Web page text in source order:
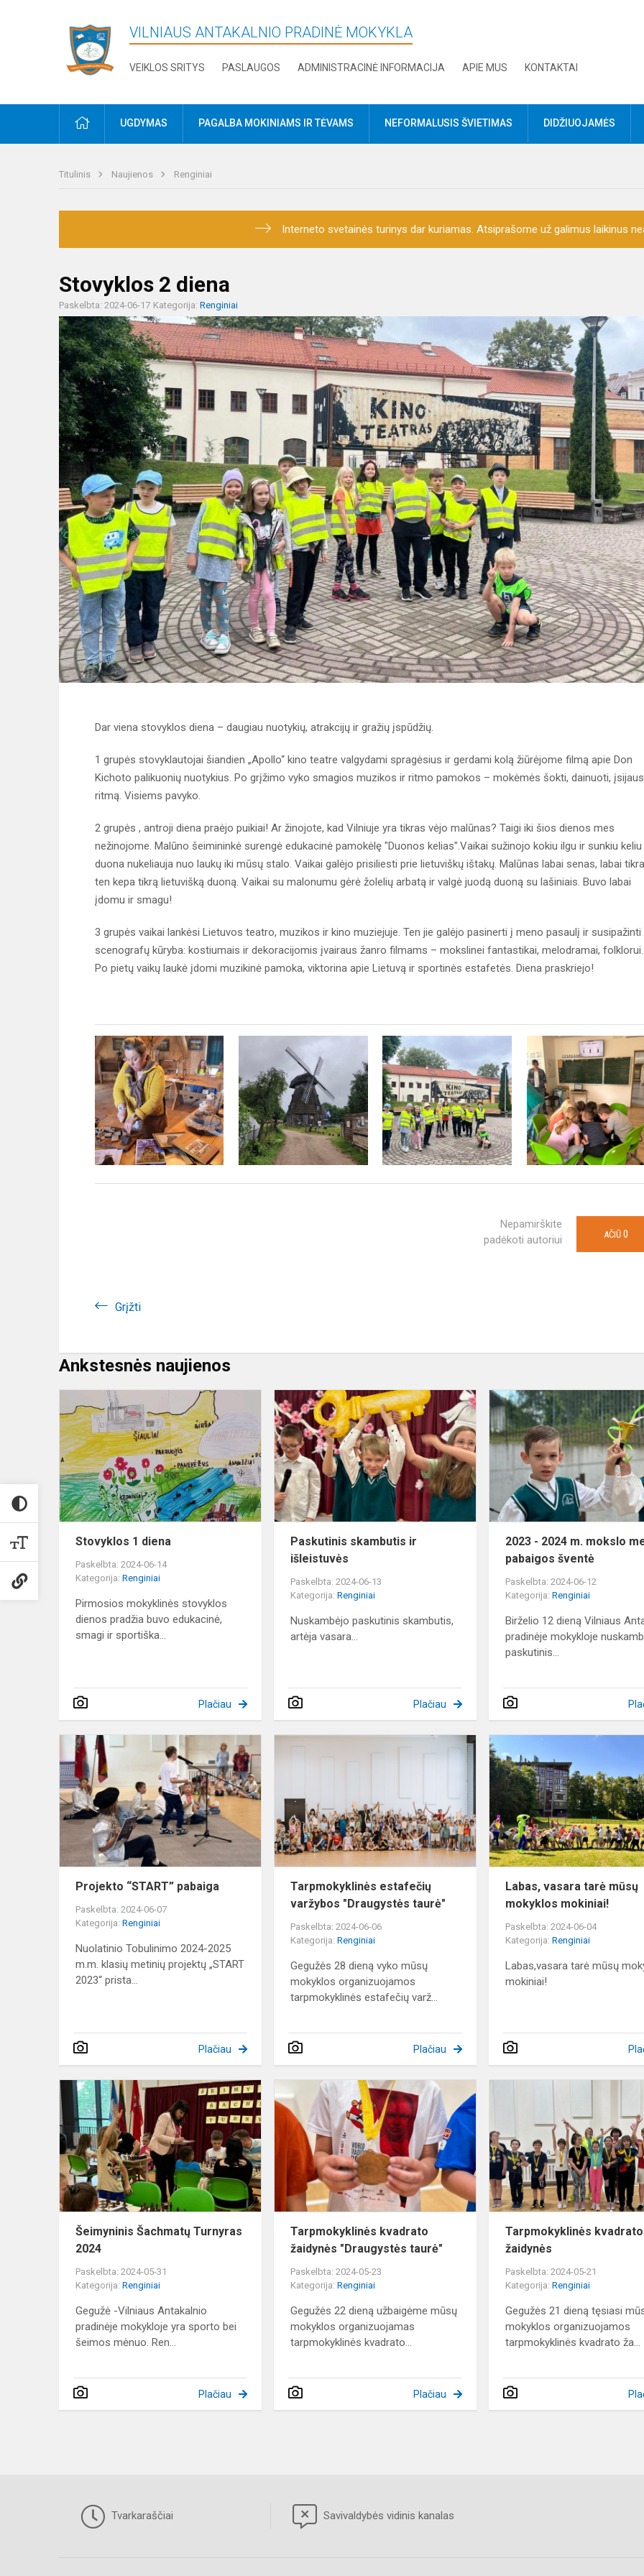
VILNIAUS ANTAKALNIO PRADINĖ MOKYKLA
VEIKLOS SRITYS PASLAUGOS ADMINISTRACINĖ INFORMACIJA APIE MUS KONTAKTAI
PRADŽIAUGDYMAS PAGALBA MOKINIAMS IR TĖVAMS NEFORMALUSIS ŠVIETIMAS DIDŽIUOJAMĖS
Titulinis Naujienos Renginiai
Interneto svetainės turinys dar kuriamas. Atsiprašome už galimus laikinus
Stovyklos 2 diena
Paskelbta: 2024-06-17 Kategorija: Renginiai
Dar viena stovyklos diena – daugiau nuotykių, atrakcijų ir gražių įspūdžių.
1 grupės stovyklautojai šiandien „Apollo“ kino teatre valgydami spragėsius ir gerdami kolą žiūrėjome filmą apie Don
Kichoto palikuonių nuotykius. Po grįžimo vyko smagios muzikos ir ritmo pamokos – mokėmės šokti, dainuoti,
ritmą. Visiems pavyko.
2 grupės , antroji diena praėjo puikiai! Ar žinojote, kad Vilniuje yra tikras vėjo malūnas? Taigi iki šios dienos mes
nežinojome. Malūno šeimininkė surengė edukacinė pamokėlę "Duonos kelias".Vaikai sužinojo kokiu ilgu ir sunkiu keliu
duona nukeliauja nuo laukų iki mūsų stalo. Vaikai galėjo prisiliesti prie lietuviškų ištakų. Malūnas labai senas, labai
ten kepa tikrą lietuvišką duoną. Vaikai su malonumu gėrė žolelių arbatą ir valgė juodą duoną su lašiniais. Buvo labai
įdomu ir smagu!
3 grupės vaikai lankėsi Lietuvos teatro, muzikos ir kino muziejuje. Ten jie galėjo pasinerti į meno pasaulį ir susipažinti
scenografų kūryba: kostiumais ir dekoracijomis įvairaus žanro filmams – mokslinei fantastikai, melodramai, folklorui.
Po pietų vaikų laukė įdomi muzikinė pamoka, viktorina apie Lietuvą ir sportinės estafetės. Diena praskriejo!
Nepamirškite
padėkoti autoriui
AČIŪ 0
Grįžti
Ankstesnės naujienos
Stovyklos
diena
Stovyklos 1 diena
Paskelbta: 2024-06-14
Kategorija: Renginiai
Pirmosios mokyklinės stovyklos
dienos pradžia buvo edukacinė,
smagi ir sportiška...
Plačiau
Paskutinis
skambutis
ir
išleistuvės
Paskutinis skambutis ir
išleistuvės
Paskelbta: 2024-06-13
Kategorija:Renginiai
Nuskambėjo paskutinis skambutis,
artėja vasara...
Plačiau
2023 - 2024 m. mokslo
pabaigos šventė
Paskelbta: 2024-06-12
Kategorija:Renginiai
Birželio 12 dieną Vilniaus
pradinėje mokykloje
paskutinis...
Projekto
“START”
pabaiga
Projekto “START” pabaiga
Paskelbta: 2024-06-07
Kategorija: Renginiai
Nuolatinio Tobulinimo 2024-2025
m.m. klasių metinių projektų „START
2023“ prista...
Plačiau
Tarpmokyklinės
estafečių
varžybos
"Draugystės
taurė"
Tarpmokyklinės estafečių
varžybos "Draugystės taurė"
Paskelbta: 2024-06-06
Kategorija:Renginiai
Gegužės 28 dieną vyko mūsų
mokyklos organizuojamos
tarpmokyklinės estafečių varž...
Plačiau
Labas, vasara tarė mūsų
mokyklos mokiniai!
Paskelbta: 2024-06-04
Kategorija:Renginiai
Labas,vasara tarė mūsų
mokiniai!
Šeimyninis
Šachmatų
Turnyras
2024
Šeimyninis Šachmatų Turnyras
2024
Paskelbta: 2024-05-31
Kategorija: Renginiai
Gegužė -Vilniaus Antakalnio
pradinėje mokykloje yra sporto bei
šeimos mėnuo. Ren...
Plačiau
Tarpmokyklinės
kvadrato
žaidynės
"Draugystės
taurė"
Tarpmokyklinės kvadrato
žaidynės "Draugystės taurė"
Paskelbta: 2024-05-23
Kategorija:Renginiai
Gegužės 22 dieną užbaigėme mūsų
mokyklos organizuojamas
tarpmokyklinės kvadrato...
Plačiau
Tarpmokyklinės kvadrato
žaidynės
Paskelbta: 2024-05-21
Kategorija:Renginiai
Gegužės 21 dieną tęsiasi
mokyklos organizuojamos
tarpmokyklinės kvadrato ža...
Tvarkaraščiai Savivaldybės vidinis kanalas